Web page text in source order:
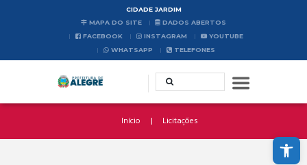
Abrir a barra de ferramentas
CIDADE JARDIM
MAPA DO SITE
DADOS ABERTOS
FACEBOOK
INSTAGRAM
YOUTUBE
WHATSAPP
TELEFONES
Início Licitações